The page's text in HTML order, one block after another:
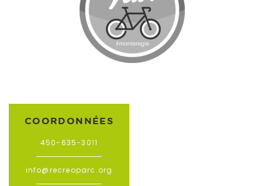
COORDONNÉES
450-635-3011
info@recreoparc.org